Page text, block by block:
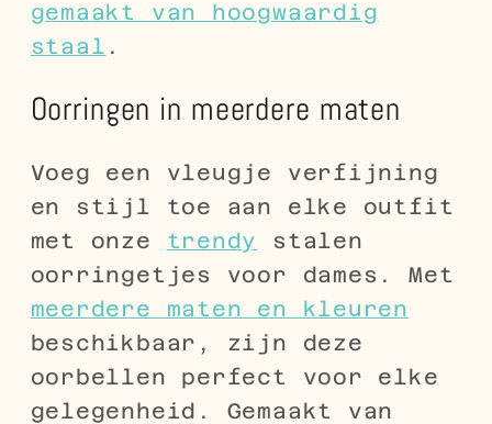
gemaakt van hoogwaardig
staal .
Oorringen in meerdere maten
Voeg een vleugje verfijning
en stijl toe aan elke outfit
met onze trendy
stalen
oorringetjes voor dames. Met
meerdere maten en kleuren
beschikbaar, zijn deze
oorbellen perfect voor elke
gelegenheid. Gemaakt van